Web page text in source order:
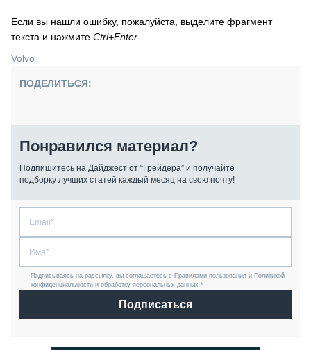
Если вы нашли ошибку, пожалуйста, выделите фрагмент
текста и нажмите Ctrl+Enter
Volvo
ПОДЕЛИТЬСЯ:
Понравился материал?
Подпишитесь на Дайджест от “Грейдера” и получайте
подборку лучших статей каждый месяц на свою почту!
Подписываясь на рассылку, вы соглашаетесь с Правилами пользования и Политикой
конфиденциальности и обработку персональных данных *
Подписаться